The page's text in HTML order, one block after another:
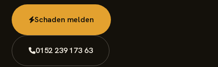
Schaden melden
Schaden melden
0152 239 173 63